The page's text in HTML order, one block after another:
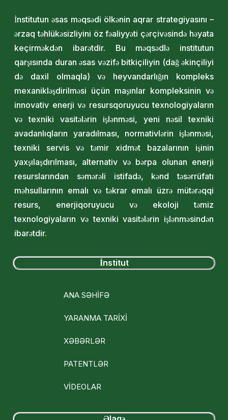
İnstitutun əsas məqsədi ölkənin aqrar strategiyasını –
ərzaq təhlükəsizliyini öz fəaliyyəti çərçivəsində həyata
keçirməkdən ibarətdir. Bu məqsədlə institutun
qarşısında duran əsas vəzifə bitkiçiliyin (dağ əkinçiliyi
də daxil olmaqla) və heyvandarlığın kompleks
mexanikləşdirilməsi üçün maşınlar kompleksinin və
innovativ enerji və resursqoruyucu texnologiyaların
və texniki vasitələrin işlənməsi, yeni nəsil texniki
avadanlıqların yaradılması, normativlərin işlənməsi,
texniki servis və təmir xidmət bazalarının işinin
yaxşılaşdırılması, alternativ və bərpa olunan enerji
resurslarından səmərəli istifadə, kənd təsərrüfatı
məhsullarının emalı və təkrar emalı üzrə mütərəqqi
resurs, enerjiqoruyucu və ekoloji təmiz
texnologiyaların və texniki vasitələrin işlənməsindən
ibarətdir.
İnstitut
ANA SƏHİFƏ
YARANMA TARİXİ
XƏBƏRLƏR
PATENTLƏR
VİDEOLAR